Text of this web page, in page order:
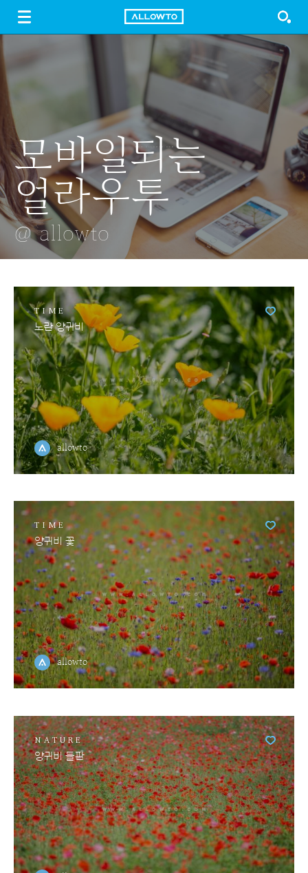
SIGN UP
모바일되는
얼라우투
@ allowto
꽃망울
@ allowto
나무들
@ allowto
빛의 질주
@ allowto
수섬 은하수
@ allowto
TIME
노란 양귀비
allowto
TIME
양귀비 꽃
allowto
NATURE
양귀비 들판